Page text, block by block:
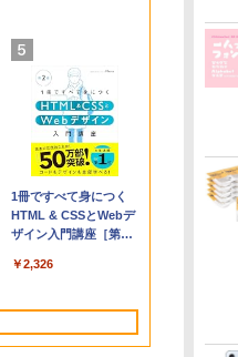
FMV ノートパソコン
WE1-K3 (MS 365
Personal/Copilotキー
型/Core i5/16GB/SSD
FMVWK3E15W_AZ
￥120,000
Microsoft Office
Home 2024(最新 永続
版)|オンラインコード
10/mac対応|PC2台
￥37,224
1冊ですべて身につく
HTML & CSSとWebデ
ザイン入門講座［第2
￥2,326